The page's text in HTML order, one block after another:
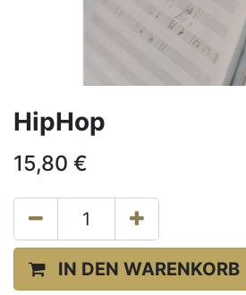
HipHop
15,80 €
IN DEN WARENKORB